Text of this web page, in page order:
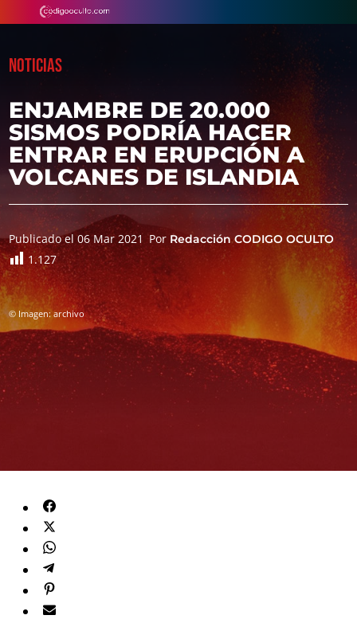
NOTICIAS
ENJAMBRE DE 20.000
SISMOS PODRÍA HACER
ENTRAR EN ERUPCIÓN A
VOLCANES DE ISLANDIA
Publicado el 06 Mar 2021 Por Redacción CODIGO OCULTO
1.127
© Imagen: archivo